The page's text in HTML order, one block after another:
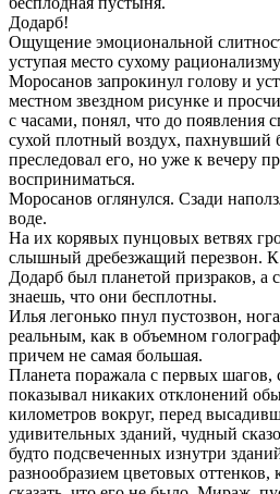
Додарб!
Ощущение эмоциональной
уступая место сухому
Моросанов запрокинул голову и
местном звездном рисунке и
с часами, понял, что до
сухой плотный воздух, пахнувший
преследовал его, но уже к вечеру
восприниматься.
Моросанов оглянулся. Сзади
воде.
На их корявых пунцовых ветвях
слышный дребезжащий перезвон.
Додарб был планетой призраков, а
знаешь, что они бесплотны.
Илья легонько пнул пустозвон,
реальным, как в объемном
причем не самая большая.
Планета поражала с первых шагов,
показывал никаких отклонений
километров вокруг, перед
удивительных зданий, чудный
будто подсвеченных изнутри
разнообразием цветовых